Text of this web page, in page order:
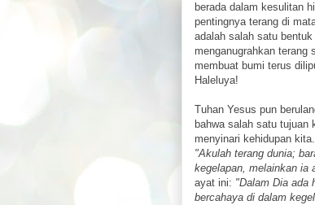
berada dalam kesulitan
pentingnya terang di
adalah salah satu
menganugrahkan terang
membuat bumi terus
Haleluya!
Tuhan Yesus pun
bahwa salah satu tujuan
menyinari kehidupan
"Akulah terang dunia;
kegelapan, melainkan ia
ayat ini: "Dalam Dia ada
bercahaya di dalam